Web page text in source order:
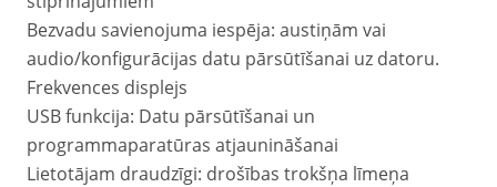
Bezvadu savienojuma iespēja: austiņām vai
audio/konfigurācijas datu pārsūtīšanai uz datoru.
Frekvences displejs
USB funkcija: Datu pārsūtīšanai un
programmaparatūras atjaunināšanai
Lietotājam draudzīgi: drošības trokšņa līmeņa